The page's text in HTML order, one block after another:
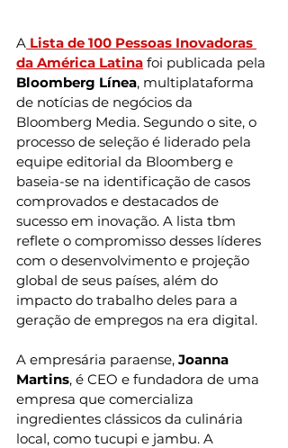
A Lista de 100 Pessoas Inovadoras
da América Latina foi publicada pela
Bloomberg Línea, multiplataforma
de notícias de negócios da
Bloomberg Media. Segundo o site, o
processo de seleção é liderado pela
equipe editorial da Bloomberg e
baseia-se na identificação de casos
comprovados e destacados de
sucesso em inovação. A lista tbm
reflete o compromisso desses líderes
com o desenvolvimento e projeção
global de seus países, além do
impacto do trabalho deles para a
geração de empregos na era digital.
A empresária paraense, Joanna
Martins, é CEO e fundadora de uma
empresa que comercializa
ingredientes clássicos da culinária
local, como tucupi e jambu. A